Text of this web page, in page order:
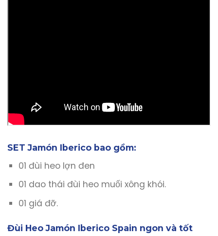
SET Jamón Iberico bao gồm:
01 đùi heo lợn đen
01 dao thái đùi heo muối xông khói.
01 giá đỡ.
Đùi Heo Jamón Iberico Spain ngon và tốt